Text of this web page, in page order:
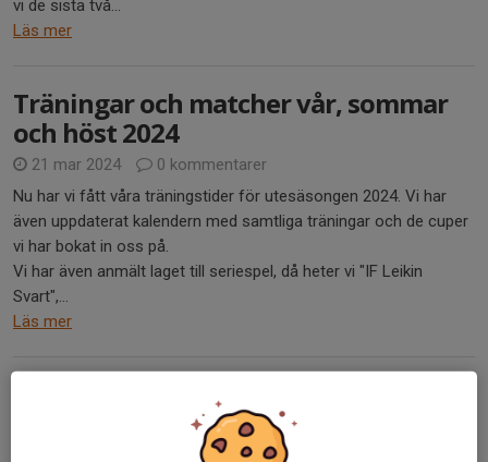
vi de sista två...
Läs mer
Träningar och matcher vår, sommar
och höst 2024
21 mar 2024
0 kommentarer
Nu har vi fått våra träningstider för utesäsongen 2024. Vi har
även uppdaterat kalendern med samtliga träningar och de cuper
vi har bokat in oss på.
Vi har även anmält laget till seriespel, då heter vi "IF Leikin
Svart",...
Läs mer
Träningstider våren 2024
0 kommentarer
I helgen har vi sista träningarna för i år. Helgrupp på lördag och